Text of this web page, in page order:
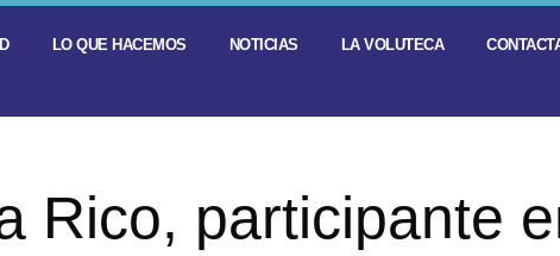
LO QUE HACEMOS NOTICIAS LA VOLUTECA
Rico, participante